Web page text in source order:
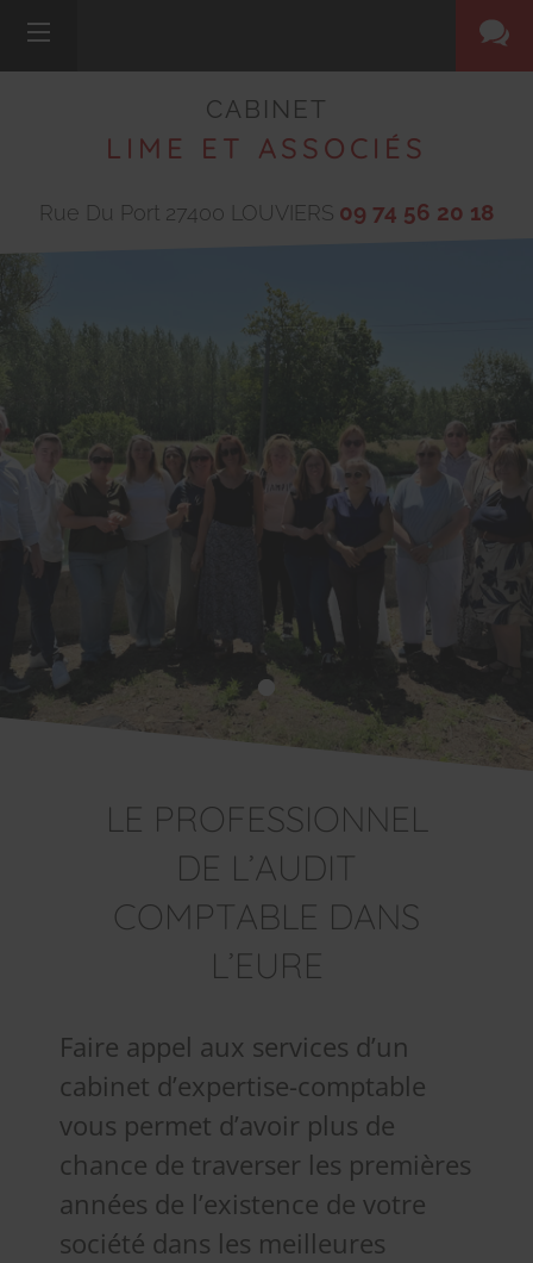
CABINET
LIME ET ASSOCIÉS
Rue Du Port 27400 LOUVIERS 09 74 56 20 18
LE PROFESSIONNEL
DE L’AUDIT
COMPTABLE DANS
L’EURE
Faire appel aux services d’un
cabinet d’expertise-comptable
vous permet d’avoir plus de
chance de traverser les premières
années de l’existence de votre
société dans les meilleures